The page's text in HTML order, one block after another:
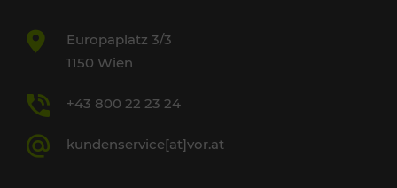
Europaplatz 3/3
1150 Wien
+43 800 22 23 24
kundenservice[at]vor.at